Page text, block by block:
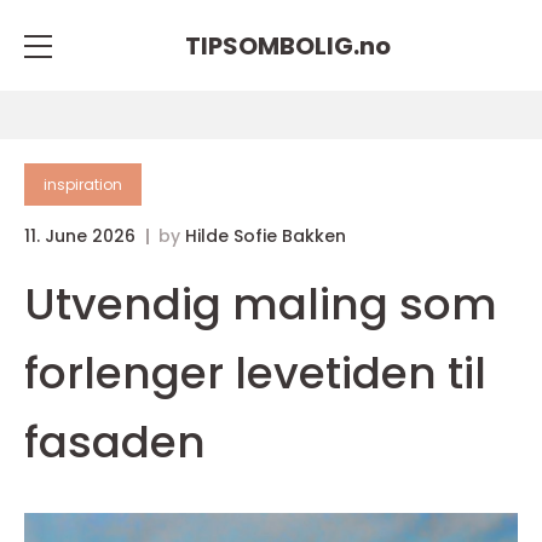
TIPSOMBOLIG.no
inspiration
11. June 2026 by Hilde Sofie Bakken
Utvendig maling som
forlenger levetiden til
fasaden